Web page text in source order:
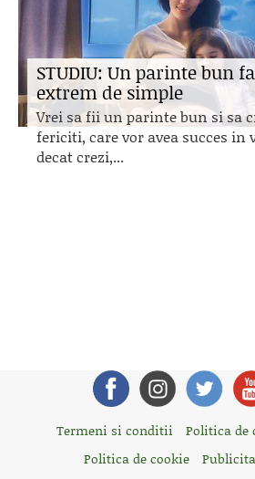
STUDIU: Un parinte bun
extrem de simple
Vrei sa fii un parinte bun si sa
fericiti, care vor avea succes in
decat crezi,...
Termeni si conditii
Politica
Politica de cookie